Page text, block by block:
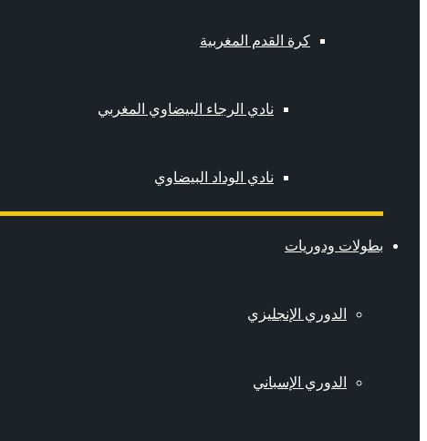
كرة القدم المغربية
نادي الرجاء البيضاوي المغربي
نادي الوداد البيضاوي
بطولات ودوريات
الدوري الإنجليزي
الدوري الإسباني